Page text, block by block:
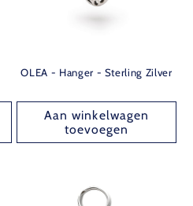
OLEA - Hanger - Sterling Zilver
Aan winkelwagen
toevoegen